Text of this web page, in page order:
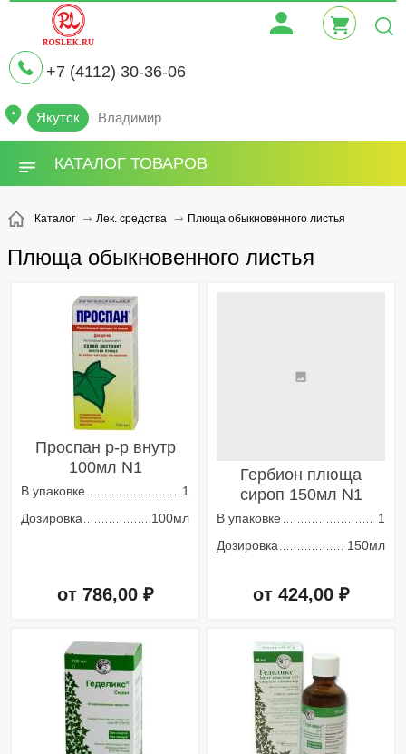
+7 (4112) 30-36-06
Якутск Владимир
КАТАЛОГ ТОВАРОВ
Каталог Лек. средства Плюща обыкновенного листья
Плюща обыкновенного листья
Проспан р-р внутр
100мл N1
В упаковке
1
Дозировка
100мл
от 786,00 ₽
Гербион плюща
сироп 150мл N1
В упаковке
1
Дозировка
150мл
от 424,00 ₽